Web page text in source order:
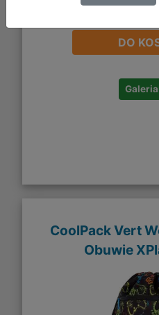
DO
CoolPack Vert
Obuwie